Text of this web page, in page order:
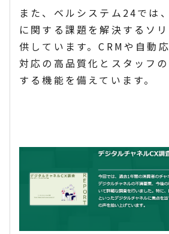
また、ベルシステム24では
に関する課題を解決するソ
供しています。CRMや自動
対応の高品質化とスタッフ
する機能を備えています。